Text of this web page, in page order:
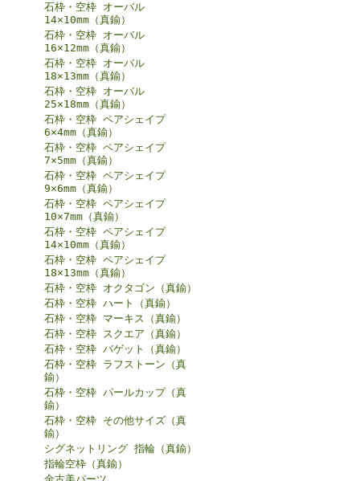
石枠・空枠 オーバル
14×10mm（真鍮）
石枠・空枠 オーバル
16×12mm（真鍮）
石枠・空枠 オーバル
18×13mm（真鍮）
石枠・空枠 オーバル
25×18mm（真鍮）
石枠・空枠 ペアシェイプ
6×4mm（真鍮）
石枠・空枠 ペアシェイプ
7×5mm（真鍮）
石枠・空枠 ペアシェイプ
9×6mm（真鍮）
石枠・空枠 ペアシェイプ
10×7mm（真鍮）
石枠・空枠 ペアシェイプ
14×10mm（真鍮）
石枠・空枠 ペアシェイプ
18×13mm（真鍮）
石枠・空枠 オクタゴン（真鍮）
石枠・空枠 ハート（真鍮）
石枠・空枠 マーキス（真鍮）
石枠・空枠 スクエア（真鍮）
石枠・空枠 バゲット（真鍮）
石枠・空枠 ラフストーン（真
鍮）
石枠・空枠 パールカップ（真
鍮）
石枠・空枠 その他サイズ（真
鍮）
シグネットリング 指輪（真鍮）
指輪空枠（真鍮）